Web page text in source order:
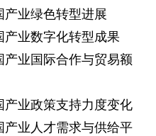
产业绿色转型进展
产业数字化转型成果
产业国际合作与贸易额
产业政策支持力度变化
产业人才需求与供给平